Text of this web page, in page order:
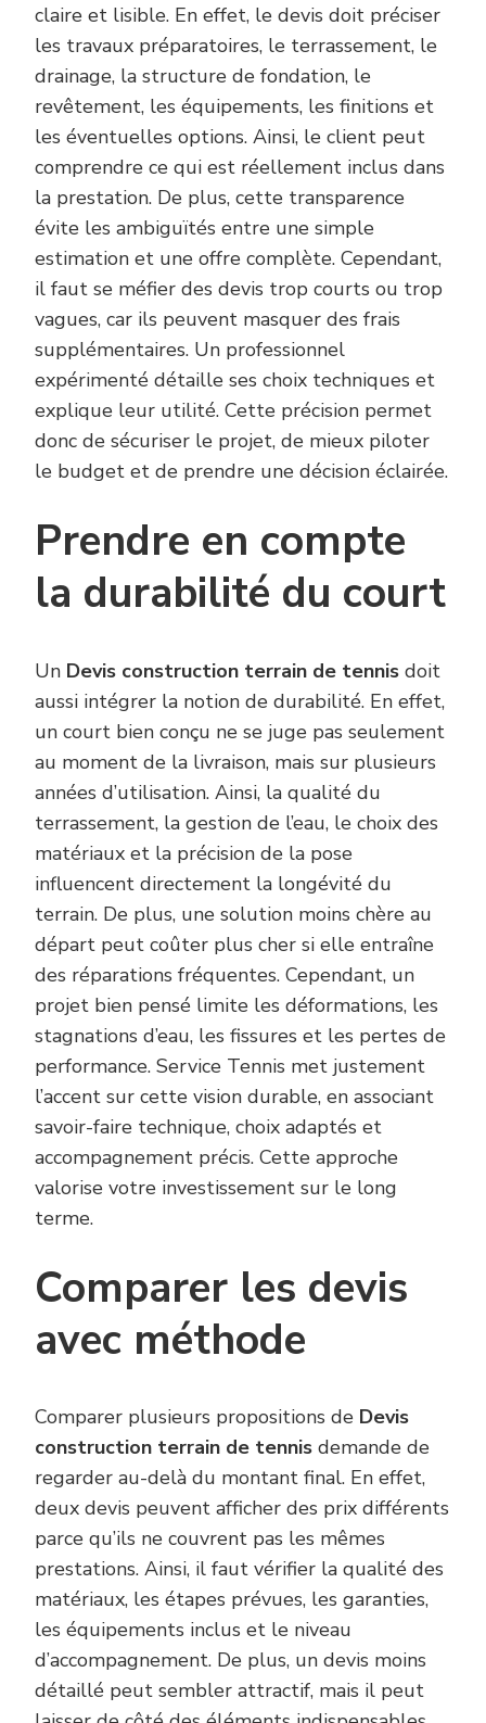
claire et lisible. En effet, le devis doit préciser
les travaux préparatoires, le terrassement, le
drainage, la structure de fondation, le
revêtement, les équipements, les finitions et
les éventuelles options. Ainsi, le client peut
comprendre ce qui est réellement inclus dans
la prestation. De plus, cette transparence
évite les ambiguïtés entre une simple
estimation et une offre complète. Cependant,
il faut se méfier des devis trop courts ou trop
vagues, car ils peuvent masquer des frais
supplémentaires. Un professionnel
expérimenté détaille ses choix techniques et
explique leur utilité. Cette précision permet
donc de sécuriser le projet, de mieux piloter
le budget et de prendre une décision éclairée.
Prendre en compte
la durabilité du court
Un Devis construction terrain de tennis doit
aussi intégrer la notion de durabilité. En effet,
un court bien conçu ne se juge pas seulement
au moment de la livraison, mais sur plusieurs
années d’utilisation. Ainsi, la qualité du
terrassement, la gestion de l’eau, le choix des
matériaux et la précision de la pose
influencent directement la longévité du
terrain. De plus, une solution moins chère au
départ peut coûter plus cher si elle entraîne
des réparations fréquentes. Cependant, un
projet bien pensé limite les déformations, les
stagnations d’eau, les fissures et les pertes de
performance. Service Tennis met justement
l’accent sur cette vision durable, en associant
savoir-faire technique, choix adaptés et
accompagnement précis. Cette approche
valorise votre investissement sur le long
terme.
Comparer les devis
avec méthode
Comparer plusieurs propositions de Devis
construction terrain de tennis demande de
regarder au-delà du montant final. En effet,
deux devis peuvent afficher des prix différents
parce qu’ils ne couvrent pas les mêmes
prestations. Ainsi, il faut vérifier la qualité des
matériaux, les étapes prévues, les garanties,
les équipements inclus et le niveau
d’accompagnement. De plus, un devis moins
détaillé peut sembler attractif, mais il peut